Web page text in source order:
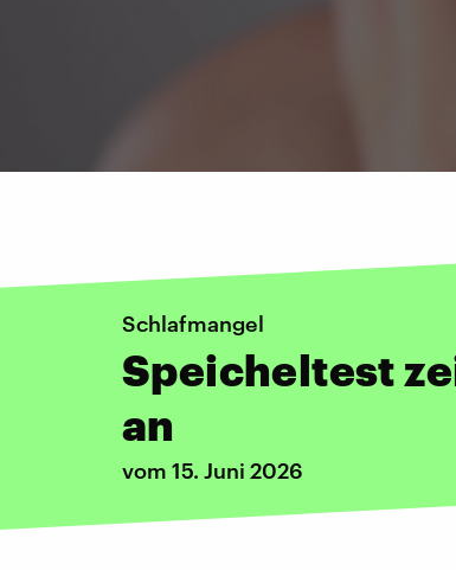
Schlafmangel
Speicheltest
an
vom 15. Juni 2026